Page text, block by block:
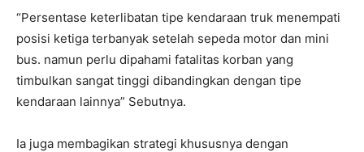
“Persentase keterlibatan tipe kendaraan truk menempati
posisi ketiga terbanyak setelah sepeda motor dan mini
bus. namun perlu dipahami fatalitas korban yang
timbulkan sangat tinggi dibandingkan dengan tipe
kendaraan lainnya” Sebutnya.
Ia juga membagikan strategi khususnya dengan